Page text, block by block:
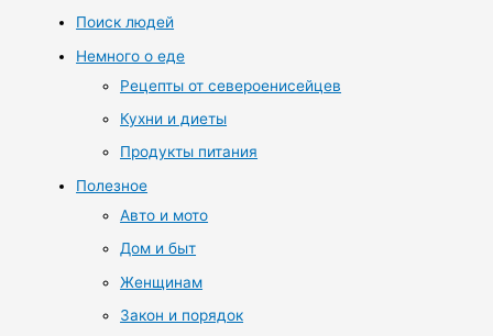
Поиск людей
Немного о еде
Рецепты от североенисейцев
Кухни и диеты
Продукты питания
Полезное
Авто и мото
Дом и быт
Женщинам
Закон и порядок